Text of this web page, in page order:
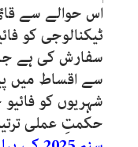
اس حوالے سے
ٹیکنالوجی کو
سفارش کی ہے
سے اقساط میں
شہریوں کو
حکمتِ عملی